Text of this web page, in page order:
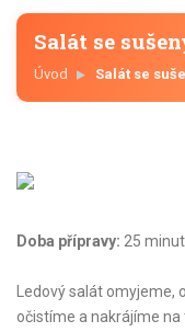
Salát se
Úvod Salát se
Doba přípravy: 25 minut
Ledový salát
očistíme a nakrájíme